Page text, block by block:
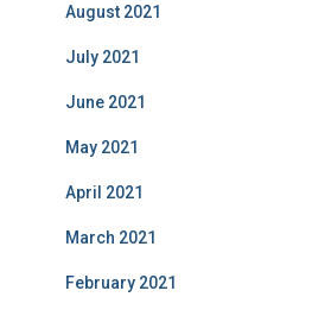
August 2021
July 2021
June 2021
May 2021
April 2021
March 2021
February 2021